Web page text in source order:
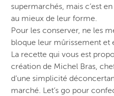
supermarchés, mais c’est
au mieux de leur forme.
Pour les conserver, ne les
bloque leur mûrissement et
La recette qui vous est
création de Michel Bras,
d’une simplicité
marché. Let’s go pour